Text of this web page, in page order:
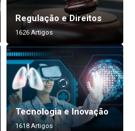
Regulação e Direitos
1626 Artigos
Tecnologia e Inovação
1618 Artigos